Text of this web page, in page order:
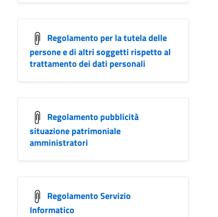
Regolamento per la tutela delle
persone e di altri soggetti rispetto al
trattamento dei dati personali
Regolamento pubblicità
situazione patrimoniale
amministratori
Regolamento Servizio
Informatico